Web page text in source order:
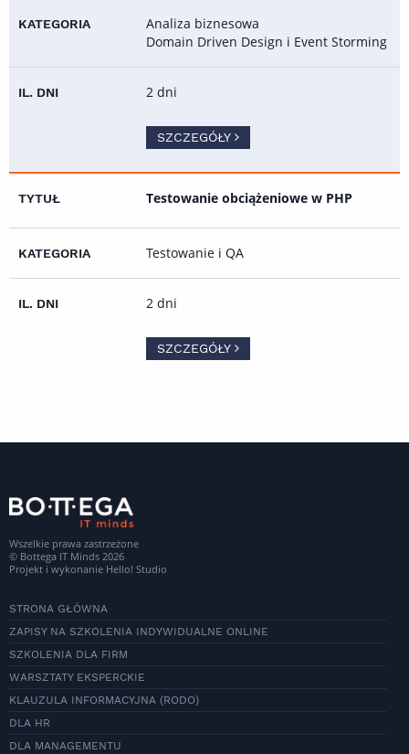
Analiza biznesowa
Domain Driven Design i Event Storming
2 dni
SZCZEGÓŁY
Testowanie obciążeniowe w PHP
Testowanie i QA
2 dni
SZCZEGÓŁY
Wszelkie prawa zastrzeżone
© Bottega IT Minds 2026
Projekt i wykonanie Hello! Studio
STRONA GŁÓWNA
ZAPISY NA SZKOLENIA INDYWIDUALNE ONLINE
SZKOLENIA DLA FIRM
WARSZTATY EKSPERCKIE
KLAUZULA INFORMACYJNA (RODO)
DLA HR
DLA MANAGEMENTU